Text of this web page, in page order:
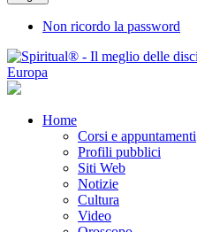
Non ricordo la password
Home
Corsi e appuntamenti
Profili pubblici
Siti Web
Notizie
Cultura
Video